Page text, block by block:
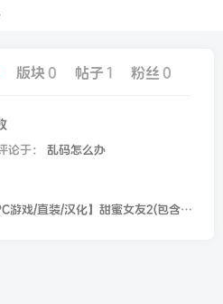
版块 0 帖子 1 粉丝 0
论于： 乱码怎么办
游戏/直装/汉化】甜蜜女友2(包含甜蜜女友2+)